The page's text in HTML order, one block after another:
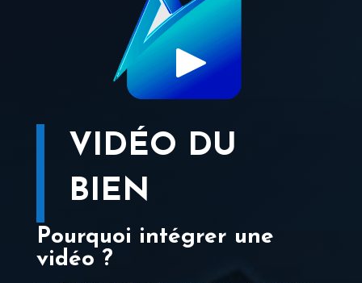
VIDÉO DU
BIEN
Pourquoi intégrer une
vidéo ?